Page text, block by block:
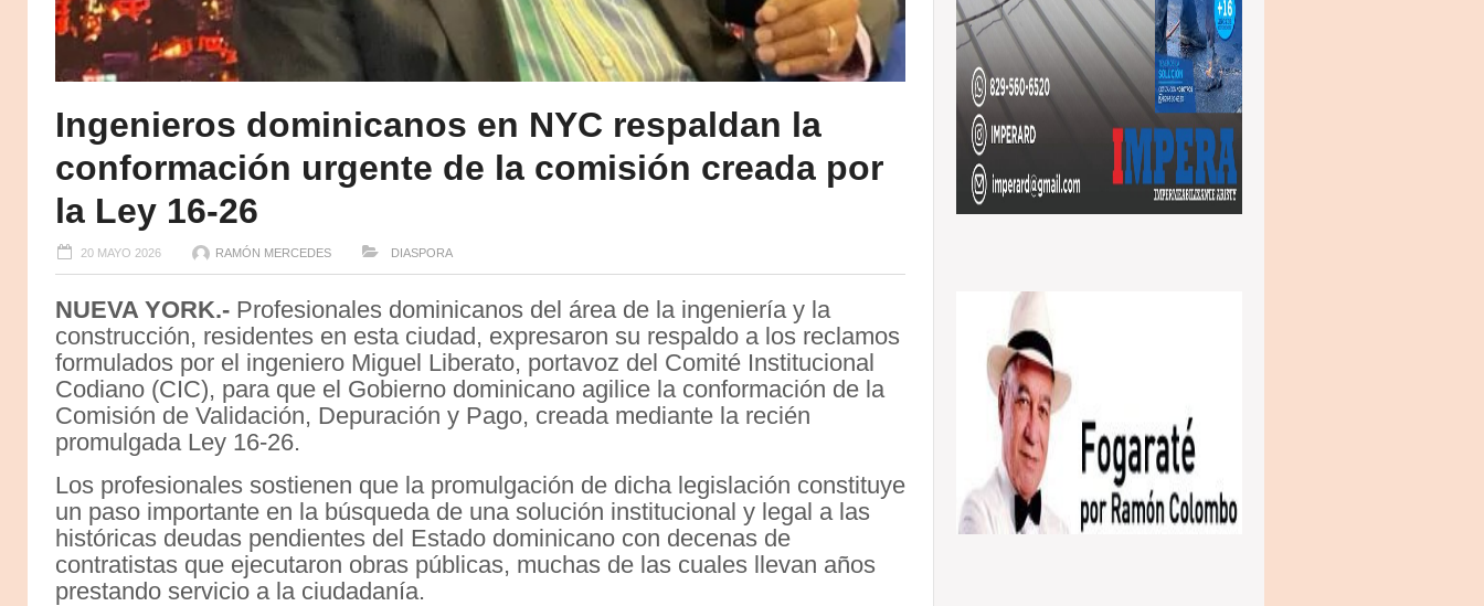
Ingenieros dominicanos en NYC respaldan la
conformación urgente de la comisión creada por
la Ley 16-26
20 MAYO 2026 RAMÓN MERCEDES DIASPORA
NUEVA YORK.- Profesionales dominicanos del área de la ingeniería y la
construcción, residentes en esta ciudad, expresaron su respaldo a los reclamos
formulados por el ingeniero Miguel Liberato, portavoz del Comité Institucional
Codiano (CIC), para que el Gobierno dominicano agilice la conformación de la
Comisión de Validación, Depuración y Pago, creada mediante la recién
promulgada Ley 16-26.
Los profesionales sostienen que la promulgación de dicha legislación constituye
un paso importante en la búsqueda de una solución institucional y legal a las
históricas deudas pendientes del Estado dominicano con decenas de
contratistas que ejecutaron obras públicas, muchas de las cuales llevan años
prestando servicio a la ciudadanía.